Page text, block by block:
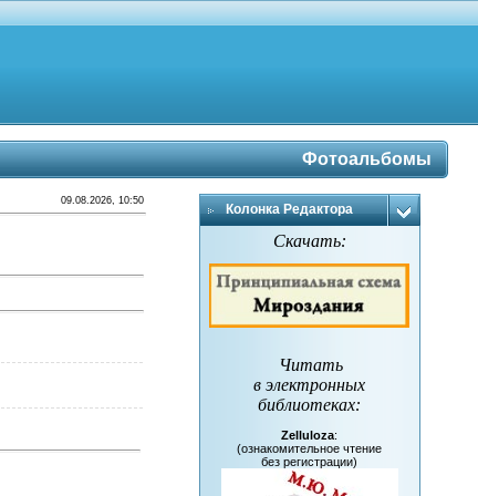
Фотоальбомы
09.08.2026, 10:50
Колонка Редактора
Скачать:
Читать
в электронных
библиотеках:
Zelluloza:
(ознакомительное чтение
без регистрации)